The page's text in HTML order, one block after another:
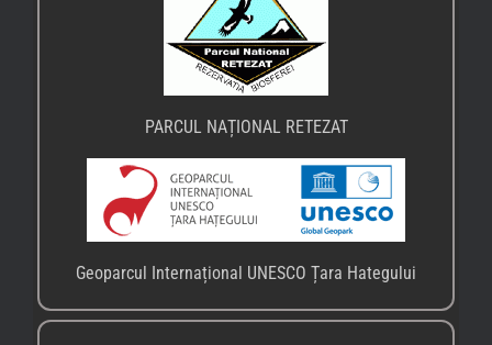
PARCUL NAȚIONAL RETEZAT
Geoparcul Internațional UNESCO Țara Hategului